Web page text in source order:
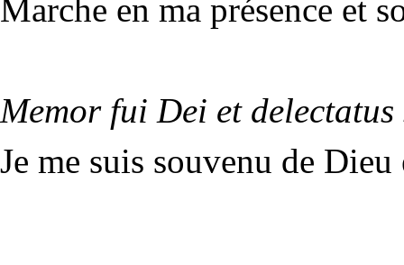
Marche en ma présence et
Memor fui Dei et delectatus
Je me suis souvenu de